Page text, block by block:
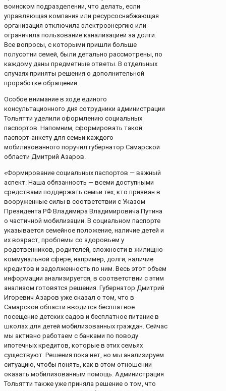
воинском подразделении, что делать, если
управляющая компания или ресурсоснабжающая
организация отключила электроэнергию или
ограничила пользование канализацией за долги.
Все вопросы, с которыми пришли больше
полусотни семей, были детально рассмотрены, по
каждому даны предметные ответы. В отдельных
случаях приняты решения о дополнительной
проработке обращений.
Особое внимание в ходе единого
консультационного дня сотрудники администрации
Тольятти уделили оформлению социальных
паспортов. Напомним, сформировать такой
паспорт-анкету для семьи каждого
мобилизованного поручил губернатор Самарской
области Дмитрий Азаров.
«Формирование социальных паспортов — важный
аспект. Наша обязанность — всеми доступными
средствами поддержать семьи тех, кто призван в
вооруженные силы в соответствии с Указом
Президента РФ Владимира Владимировича Путина
о частичной мобилизации. В социальном паспорте
указывается семейное положение, наличие детей и
их возраст, проблемы со здоровьем у
родственников, родителей, сложности в жилищно-
коммунальной сфере, например, долги, наличие
кредитов и задолженность по ним. Весь этот объем
информации анализируется, в соответствии с этим
анализом готовятся решения. Губернатор Дмитрий
Игоревич Азаров уже сказал о том, что в
Самарской области вводится бесплатное
посещение детских садов и бесплатное питание в
школах для детей мобилизованных граждан. Сейчас
мы активно работаем с банками по поводу
ипотечных кредитов, которые в этих семьях
существуют. Решения пока нет, но мы анализируем
ситуацию, чтобы понять, как в этом отношении
оказать мобилизованным помощь. Администрация
Тольятти также уже приняла решение о том, что